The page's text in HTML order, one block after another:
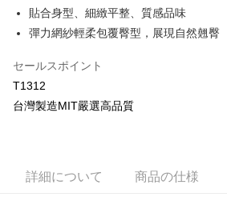
Plus Pay
説明
【OP Pay Later 使用説明】
1. 本サービスは台湾大哥大によって提供され、
加の申請なしで即時に利用可能です。
3. 実際の承認額、分割回数および費用について
を基準とします。
説明
2.SMSで認証してお支払い手続を進めてくださ
「Hami Point」為中華電信所提供之點數服務，
貼合身型、細緻平整、質感品味
彈力網紗輕柔包覆臀型，展現自然翹臀
セールスポイント
T1312
台灣製造MIT嚴選高品質
詳細について 商品の仕様